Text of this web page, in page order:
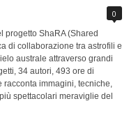
0
progetto ShaRA (Shared
di collaborazione tra astrofili e
australe attraverso grandi
34 autori, 493 ore di
immagini, tecniche,
spettacolari meraviglie del